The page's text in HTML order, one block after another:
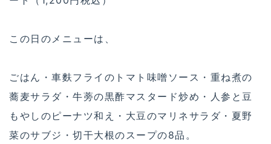
この日のメニューは、
ごはん・車麩フライのトマト味噌ソース・重ね煮の
蕎麦サラダ・牛蒡の黒酢マスタード炒め・人参と豆
もやしのピーナツ和え・大豆のマリネサラダ・夏野
菜のサブジ・切干大根のスープの8品。